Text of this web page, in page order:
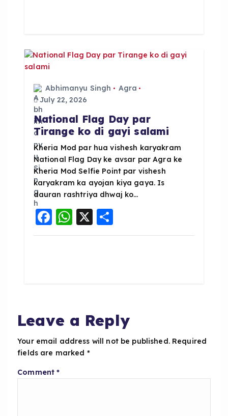
o
k
p
p
Abhimanyu Singh
Agra
July 22, 2026
National Flag Day par
Tirange ko di gayi salami
Kheria Mod par hua vishesh karyakram
National Flag Day ke avsar par Agra ke
Kheria Mod Selfie Point par vishesh
karyakram ka ayojan kiya gaya. Is
dauran rashtriya dhwaj ko…
F
a
o
k
W
h
p
X S
h
Leave a Reply
Your email address will not be published. Required
fields are marked *
Comment*